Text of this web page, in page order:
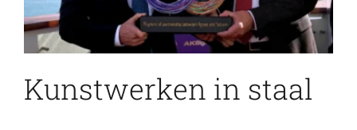
Kunstwerken in staal